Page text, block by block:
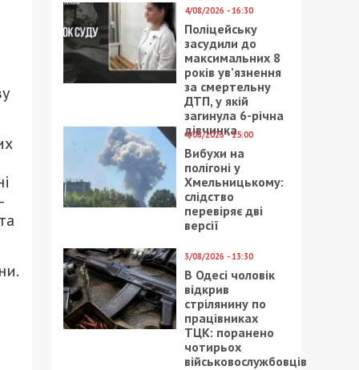
4/08/2026 - 16:30
Поліцейську
засудили до
максимальних 8
років ув’язнення
за смертельну
ДТП, у якій
загинула 6-річна
дівчинка
4/08/2026 - 15:00
Вибухи на
полігоні у
Хмельницькому:
слідство
перевіряє дві
версії
3/08/2026 - 13:30
В Одесі чоловік
відкрив
стрілянину по
працівниках
ТЦК: поранено
чотирьох
військовослужбовців